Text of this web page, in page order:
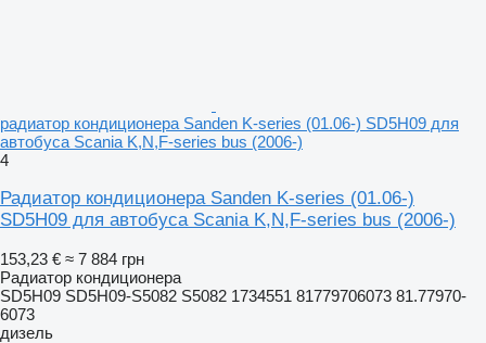
радиатор кондиционера Sanden K-series (01.06-) SD5H09 для
автобуса Scania K,N,F-series bus (2006-)
4
Радиатор кондиционера Sanden K-series (01.06-)
SD5H09 для автобуса Scania K,N,F-series bus (2006-)
153,23 € ≈ 7 884 грн
Радиатор кондиционера
SD5H09 SD5H09-S5082 S5082 1734551 81779706073 81.77970-
6073
дизель